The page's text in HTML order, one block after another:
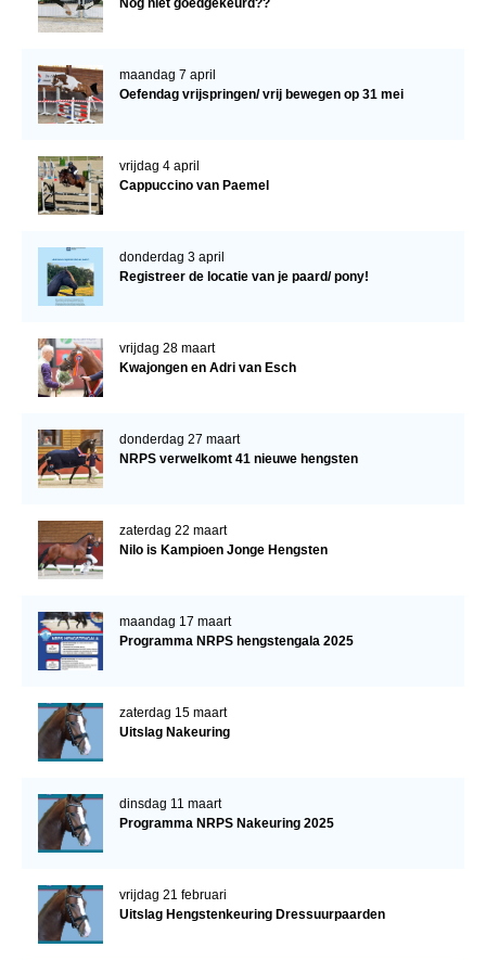
Nog niet goedgekeurd??
maandag 7 april
Oefendag vrijspringen/ vrij bewegen op 31 mei
vrijdag 4 april
Cappuccino van Paemel
donderdag 3 april
Registreer de locatie van je paard/ pony!
vrijdag 28 maart
Kwajongen en Adri van Esch
donderdag 27 maart
NRPS verwelkomt 41 nieuwe hengsten
zaterdag 22 maart
Nilo is Kampioen Jonge Hengsten
maandag 17 maart
Programma NRPS hengstengala 2025
zaterdag 15 maart
Uitslag Nakeuring
dinsdag 11 maart
Programma NRPS Nakeuring 2025
vrijdag 21 februari
Uitslag Hengstenkeuring Dressuurpaarden